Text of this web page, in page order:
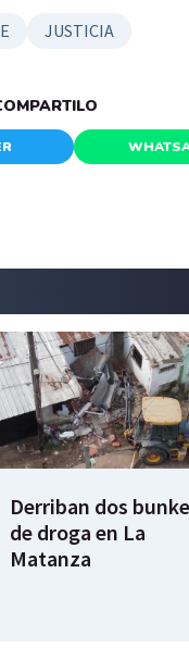
JUSTICIA
Derriban dos
de droga en La
Matanza